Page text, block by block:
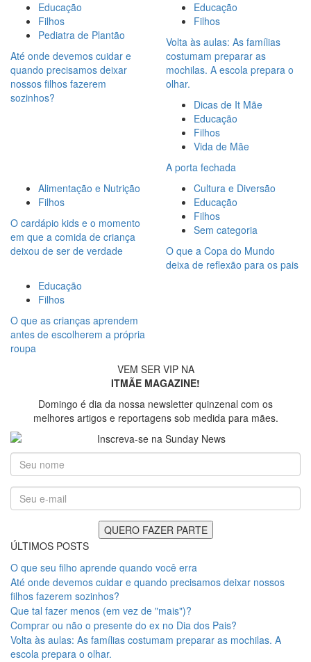
Educação
Filhos
Pediatra de Plantão
Até onde devemos cuidar e
quando precisamos deixar
nossos filhos fazerem
sozinhos?
Educação
Filhos
Volta às aulas: As famílias
costumam preparar as
mochilas. A escola prepara o
olhar.
Dicas de It Mãe
Educação
Filhos
Vida de Mãe
A porta fechada
Alimentação e Nutrição
Filhos
O cardápio kids e o momento
em que a comida de criança
deixou de ser de verdade
Cultura e Diversão
Educação
Filhos
Sem categoria
O que a Copa do Mundo
deixa de reflexão para os pais
Educação
Filhos
O que as crianças aprendem
antes de escolherem a própria
roupa
VEM SER VIP NA
ITMÃE MAGAZINE!
Domingo é dia da nossa newsletter quinzenal com os
melhores artigos e reportagens sob medida para mães.
ÚLTIMOS POSTS
O que seu filho aprende quando você erra
Até onde devemos cuidar e quando precisamos deixar nossos
filhos fazerem sozinhos?
Que tal fazer menos (em vez de "mais")?
Comprar ou não o presente do ex no Dia dos Pais?
Volta às aulas: As famílias costumam preparar as mochilas. A
escola prepara o olhar.